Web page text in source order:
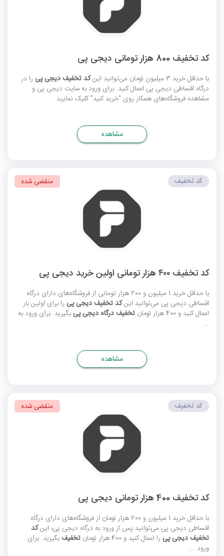
کد تخفیف 800 هزار تومانی دیجی پی
با حداقل خرید 3 میلیون تومان می‌توانید این کد تخفیف دیجی پی را در
درگاه اقساطی دیجی پی اعمال کنید. برای ورود به سایت دیجی پی و
مشاهده فروشگاه‌های همکار روی "خرید کنید" کلیک نمایید.
مشاهده
کد تخفیف ۴۰۰ هزار تومانی اولین خرید دیجی پی
با حداقل خرید 1 میلیون و 200 هزار تومانی از فروشگاه‌های دارای درگاه
اقساطی دیجی پی می‌توانید اینکد تخفیف دیجی پی را برای اولین بار
اعمال کنید و 400 هزار تومان
تخفیف درگاه دیجی پیبگیرید. برای ورود به
...
کد تخفیف منقضی شده
مشاهده
کد تخفیف 400 هزار تومانی دیجی پی
با حداقل خرید 1 میلیون و 200 هزار تومان از فروشگاه‌های دارای درگاه
اقساطی دیجی پی می‌توانید پس از ورود به درگاه دیجی پی، اینکد
تخفیف دیجی پی را اعمال کنید و 400 هزار تومان تخفیفبگیرید. برای
ورود ...
کد تخفیف منقضی شده